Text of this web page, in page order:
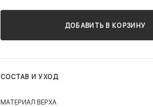
ДОБАВИТЬ В КОРЗИНУ
СОСТАВ И УХОД
МАТЕРИАЛ ВЕРХА